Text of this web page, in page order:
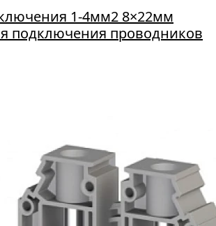
1-4мм2 8×22мм
подключения проводников